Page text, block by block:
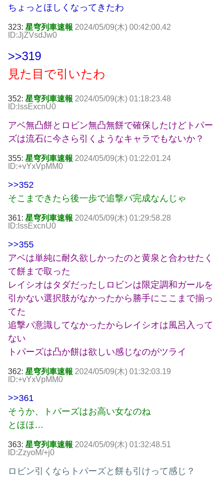
ちょっとほしくなってきたわ
323: 星穹列車速報 2024/05/09(木) 00:42:00.42
ID:JjZVsdJw0
>>319
見た目で引いたわ
352: 星穹列車速報 2024/05/09(木) 01:18:23.48
ID:lssExcnU0
アベ無凸餅とロビン無凸無餅で確保したけどトパー
ズは流石に今さら引くようなキャラでもないか？
355: 星穹列車速報 2024/05/09(木) 01:22:01.24
ID:+vYxVpMM0
>>352
そこまできたら後一歩で追撃パ完成なんじゃ
361: 星穹列車速報 2024/05/09(木) 01:29:58.28
ID:lssExcnU0
>>355
アベは単純に耐久欲しかったのと黄泉と合わせたく
て餅まで取った
レイシオはタダだったしロビンは限定調和ガールを
引かない選択肢がなかったから勝手にここまで揃っ
てた
追撃パ意識してなかったからレイシオは風呂入って
ない
トパーズは凸か餅は欲しい感じなのがツライ
362: 星穹列車速報 2024/05/09(木) 01:32:03.19
ID:+vYxVpMM0
>>361
そうか、トパーズはお高い女なのね
とほほ…
363: 星穹列車速報 2024/05/09(木) 01:32:48.51
ID:ZzyoM/+j0
ロビン引くならトパーズと餅も引けって感じ？